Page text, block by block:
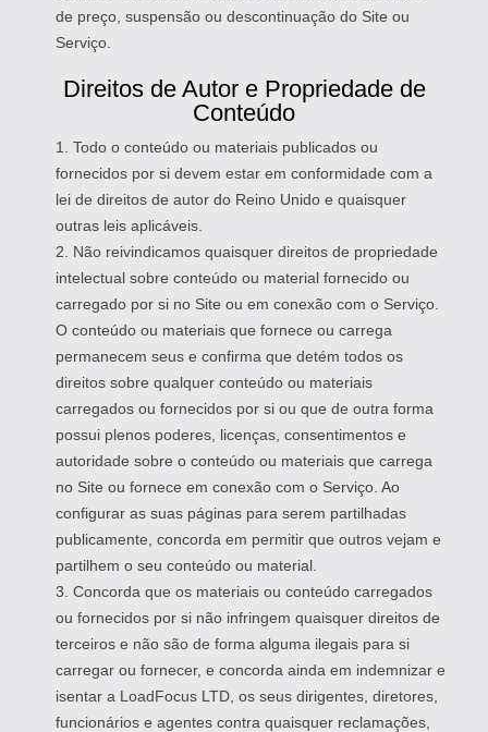
de preço, suspensão ou descontinuação do Site ou
Serviço.
Direitos de Autor e Propriedade de
Conteúdo
1. Todo o conteúdo ou materiais publicados ou
fornecidos por si devem estar em conformidade com a
lei de direitos de autor do Reino Unido e quaisquer
outras leis aplicáveis.
2. Não reivindicamos quaisquer direitos de propriedade
intelectual sobre conteúdo ou material fornecido ou
carregado por si no Site ou em conexão com o Serviço.
O conteúdo ou materiais que fornece ou carrega
permanecem seus e confirma que detém todos os
direitos sobre qualquer conteúdo ou materiais
carregados ou fornecidos por si ou que de outra forma
possui plenos poderes, licenças, consentimentos e
autoridade sobre o conteúdo ou materiais que carrega
no Site ou fornece em conexão com o Serviço. Ao
configurar as suas páginas para serem partilhadas
publicamente, concorda em permitir que outros vejam e
partilhem o seu conteúdo ou material.
3. Concorda que os materiais ou conteúdo carregados
ou fornecidos por si não infringem quaisquer direitos de
terceiros e não são de forma alguma ilegais para si
carregar ou fornecer, e concorda ainda em indemnizar e
isentar a LoadFocus LTD, os seus dirigentes, diretores,
funcionários e agentes contra quaisquer reclamações,